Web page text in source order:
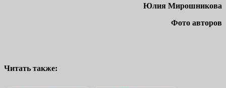
Юлия Мирошникова
Фото авторов
Читать также: